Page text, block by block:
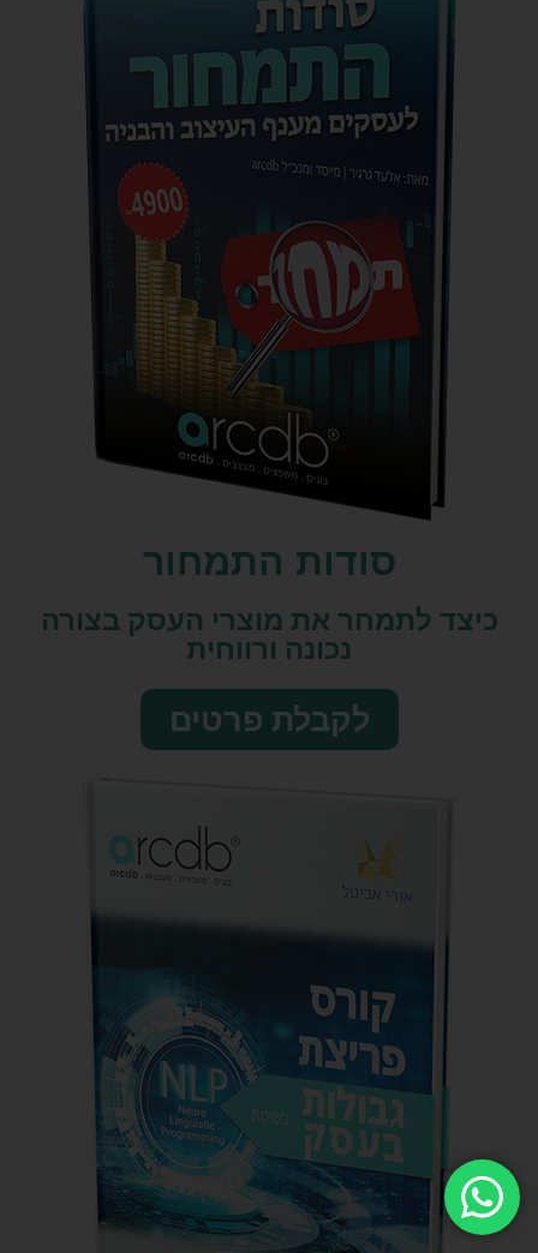
סודות התמחור
כיצד לתמחר את מוצרי העסק בצורה
נכונה ורווחית
לקבלת פרטים